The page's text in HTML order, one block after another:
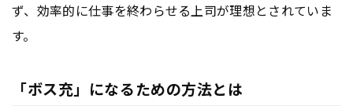
ず、効率的に仕事を終わらせる上司が理想とされていま
す。
「ボス充」になるための方法とは